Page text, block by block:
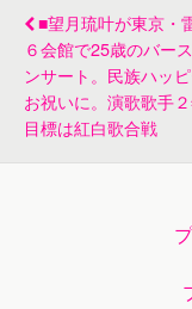
■望月琉叶が東京・
６会館で25歳のバー
ンサート。民族ハッ
お祝いに。演歌歌手
目標は紅白歌合戦